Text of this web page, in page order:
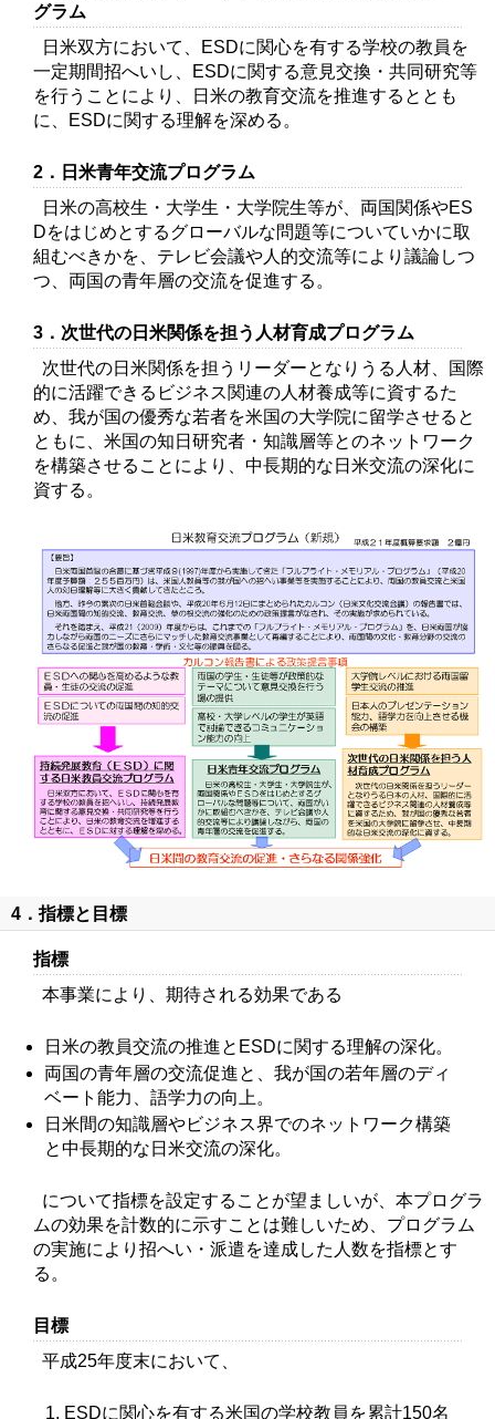
グラム
日米双方において、ESDに関心を有する学校の教員を
一定期間招へいし、ESDに関する意見交換・共同研究等
を行うことにより、日米の教育交流を推進するととも
に、ESDに関する理解を深める。
2．日米青年交流プログラム
日米の高校生・大学生・大学院生等が、両国関係やES
Dをはじめとするグローバルな問題等についていかに取
組むべきかを、テレビ会議や人的交流等により議論しつ
つ、両国の青年層の交流を促進する。
3．次世代の日米関係を担う人材育成プログラム
次世代の日米関係を担うリーダーとなりうる人材、国際
的に活躍できるビジネス関連の人材養成等に資するた
め、我が国の優秀な若者を米国の大学院に留学させると
ともに、米国の知日研究者・知識層等とのネットワーク
を構築させることにより、中長期的な日米交流の深化に
資する。
4．指標と目標
指標
本事業により、期待される効果である
日米の教員交流の推進とESDに関する理解の深化。
両国の青年層の交流促進と、我が国の若年層のディ
ベート能力、語学力の向上。
日米間の知識層やビジネス界でのネットワーク構築
と中長期的な日米交流の深化。
について指標を設定することが望ましいが、本プログラ
ムの効果を計数的に示すことは難しいため、プログラム
の実施により招へい・派遣を達成した人数を指標とす
る。
目標
平成25年度末において、
ESDに関心を有する米国の学校教員を累計150名